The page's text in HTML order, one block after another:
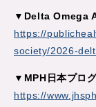
▼Delta Omega
https://
society/2026-
▼MPH日本プロ
https://